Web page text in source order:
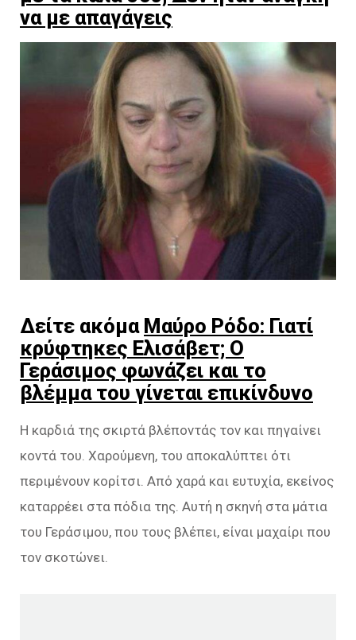
να με απαγάγεις
Δείτε ακόμα Μαύρο Ρόδο: Γιατί
κρύφτηκες Ελισάβετ; Ο
Γεράσιμος φωνάζει και το
βλέμμα του γίνεται επικίνδυνο
Η καρδιά της σκιρτά βλέποντάς τον και πηγαίνει
κοντά του. Χαρούμενη, του αποκαλύπτει ότι
περιμένουν κορίτσι. Από χαρά και ευτυχία, εκείνος
καταρρέει στα πόδια της. Αυτή η σκηνή στα μάτια
του Γεράσιμου, που τους βλέπει, είναι μαχαίρι που
τον σκοτώνει.